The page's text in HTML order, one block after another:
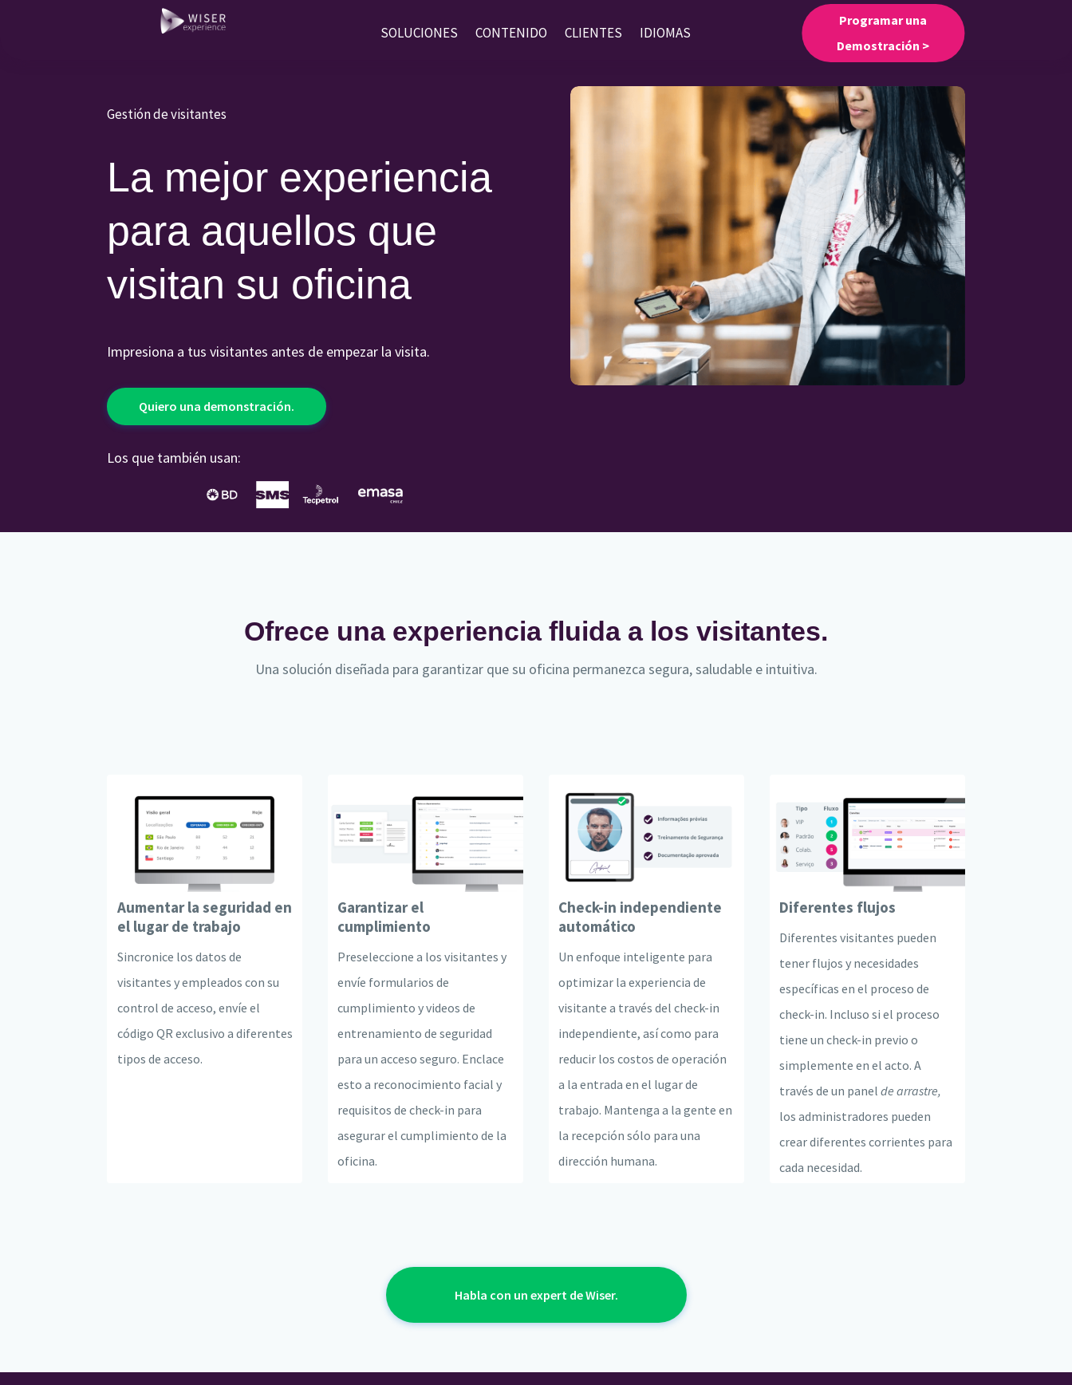
SOLUCIONES CONTENIDO CLIENTES IDIOMAS
Programar una
Demostración >
Gestión de visitantes
La mejor experiencia
para aquellos que
visitan su oficina
Impresiona a tus visitantes antes de empezar la visita.
Quiero una demonstración.
Los que también usan:
Ofrece una experiencia fluida a los visitantes.
Una solución diseñada para garantizar que su oficina permanezca segura, saludable e intuitiva.
Aumentar la seguridad en
el lugar de trabajo
Sincronice los datos de
visitantes y empleados con su
control de acceso, envíe el
código QR exclusivo a diferentes
tipos de acceso.
Garantizar el
cumplimiento
Preseleccione a los visitantes y
envíe formularios de
cumplimiento y videos de
entrenamiento de seguridad
para un acceso seguro. Enclace
esto a reconocimiento facial y
requisitos de check-in para
asegurar el cumplimiento de la
oficina.
Check-in independiente
automático
Un enfoque inteligente para
optimizar la experiencia de
visitante a través del check-in
independiente, así como para
reducir los costos de operación
a la entrada en el lugar de
trabajo. Mantenga a la gente en
la recepción sólo para una
dirección humana.
Diferentes flujos
Diferentes visitantes pueden
tener flujos y necesidades
específicas en el proceso de
check-in. Incluso si el proceso
tiene un check-in previo o
simplemente en el acto. A
través de un panelde arrastre,
los administradores pueden
crear diferentes corrientes para
cada necesidad.
Habla con un expert de Wiser.